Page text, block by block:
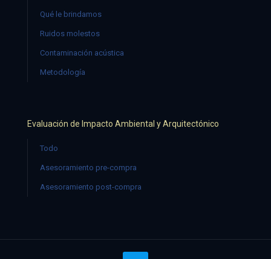
Qué le brindamos
Ruidos molestos
Contaminación acústica
Metodología
Evaluación de Impacto Ambiental y Arquitectónico
Todo
Asesoramiento pre-compra
Asesoramiento post-compra